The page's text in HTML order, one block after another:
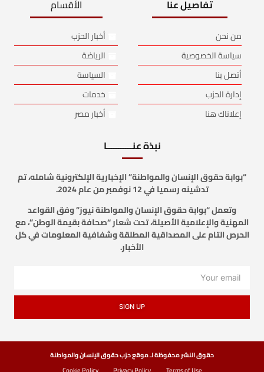
تفاصيل عنا
من نحن
سياسة الخصوصية
أتصل بنا
إدارة الحزب
إعلاناك هنا
الأقسام
أخبار الحزب
الرياضة
السياسة
خدمات
أخبار مصر
نبذة عنـــــــــــا
“بوابة حقوق الإنسان والمواطنة” الإخبارية الإلكترونية شامله، تم
تدشينه رسميا في 12 نوفمبر من عام 2024.
وتعمل “بوابة حقوق الإنسان والمواطنة نيوز” وفق القواعد
المهنية والإعلامية الأصيلة، تحت شعار “صحافة بقيمة الوطن”، مع
الحرص التام على المصداقية المطلقة وشفافية المعلومات في كل
الأخبار.
SIGN UP
حقوق النشر محفوظة لـ موقع حزب حقوق الإنسان والمواطنة